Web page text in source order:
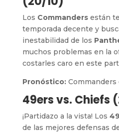
Los Commandersestán
temporada decente y
inestabilidad de los
muchos problemas en la
costarles caro en este
Pronóstico:Commanders
49ers vs. Chiefs
¡Partidazo a la vista! Los
de las mejores defensas